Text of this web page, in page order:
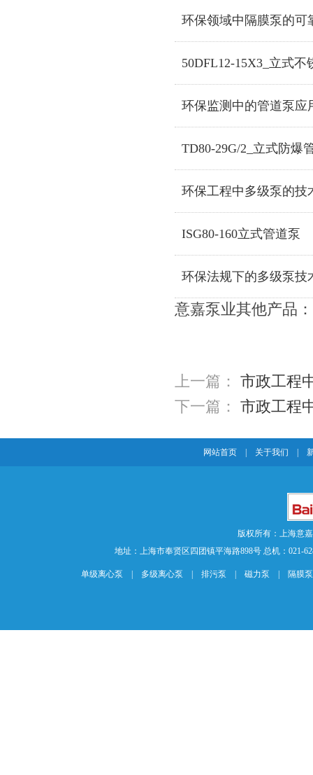
环保领域中隔膜泵的可
50DFL12-15X3_立式
环保监测中的管道泵应
TD80-29G/2_立式防爆
环保工程中多级泵的技
ISG80-160立式管道泵
环保法规下的多级泵技
意嘉泵业其他产品：
上一篇： 市政工程
下一篇： 市政工程
网站首页 关于我们
版权所有：上海意
地址：上海市奉贤区四团镇平海路898号 总机：021-
单级离心泵 多级离心泵 排污泵 磁力泵 隔膜泵